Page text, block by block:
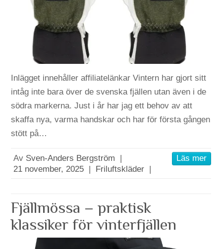
Inlägget innehåller affiliatelänkar Vintern har gjort sitt
intåg inte bara över de svenska fjällen utan även i de
södra markerna. Just i år har jag ett behov av att
skaffa nya, varma handskar och har för första gången
stött på…
Av Sven-Anders Bergström
|
21 november, 2025 | Friluftskläder |
Läs mer
Fjällmössa – praktisk
klassiker för vinterfjällen